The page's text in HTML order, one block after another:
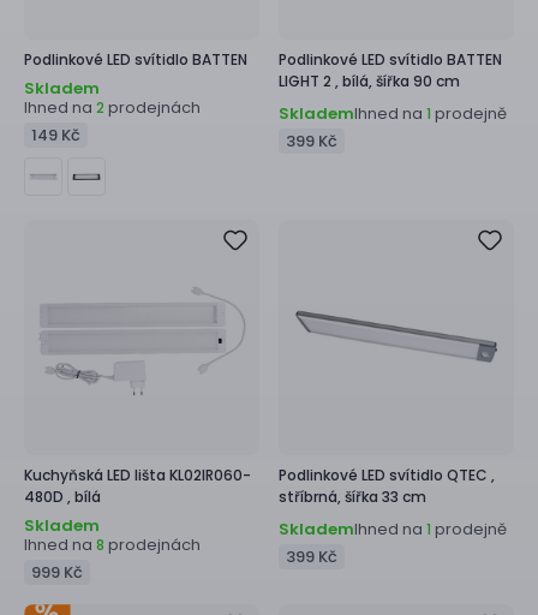
Podlinkové LED svítidlo BATTEN
Skladem
Ihned na 2 prodejnách
149 Kč
Podlinkové LED svítidlo BATTEN
LIGHT 2 ,bílá, šířka 90 cm
SklademIhned na 1 prodejně
399 Kč
Kuchyňská LED lišta KL02IR060-
480D ,bílá
Skladem
Ihned na 8 prodejnách
999 Kč
Podlinkové LED svítidlo QTEC ,
stříbrná, šířka 33 cm
SklademIhned na 1 prodejně
399 Kč